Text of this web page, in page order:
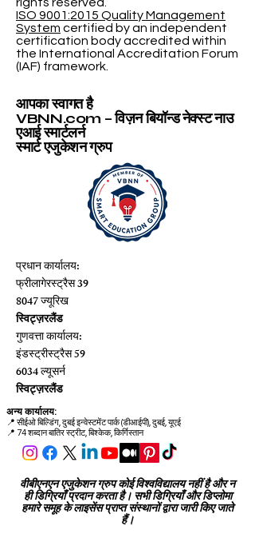
rights reserved.
ISO 9001:2015 Quality Management
System certified by an independent
certification body accredited within
the International Accreditation Forum
(IAF) framework.
आपका स्वागत है
VBNN.com – विज़न बियॉन्ड नेक्स्ट नाउ
एआई स्मार्टलर्न
स्मार्ट एजुकेशन ग्रुप
प्रधान कार्यालय:
फ्रीलागेरस्ट्रैस 39
8047 ज्यूरिख
स्विट्ज़रलैंड
गुणवत्ता कार्यालय:
इंडस्ट्रीस्ट्रैस 59
6034 ल्यूसर्न
स्विट्ज़रलैंड
अन्य कार्यालय:
📍 सीईओ बिल्डिंग, दुबई इन्वेस्टमेंट पार्क (डीआईपी), दुबई, यूएई
📍 74 शब्दान बातिर स्ट्रीट, बिश्केक, किर्गिस्तान
वीबीएनएन एजुकेशन ग्रुप कोई विश्वविद्यालय नहीं है और न
ही डिग्रियाँ प्रदान करता है। सभी डिग्रियाँ और डिप्लोमा
हमारे समूह के लाइसेंस प्राप्त संस्थानों द्वारा जारी किए जाते
हैं।